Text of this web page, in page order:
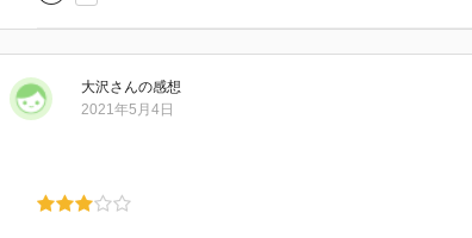
大沢さんの感想
2021年5月4日